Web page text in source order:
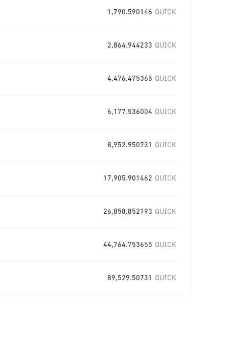
1,790.590146 QUICK
2,864.944233 QUICK
4,476.475365 QUICK
6,177.536004 QUICK
8,952.950731 QUICK
17,905.901462 QUICK
26,858.852193 QUICK
44,764.753655 QUICK
89,529.50731 QUICK